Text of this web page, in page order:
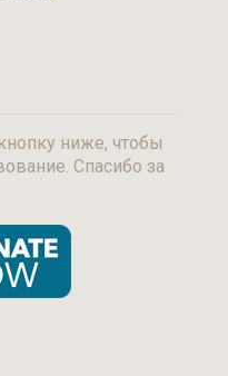
ниже, чтобы
Спасибо за